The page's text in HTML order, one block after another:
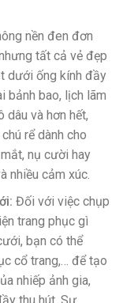
nền đen đơn
tất cả vẻ đẹp
dưới ống kính đầy
bảnh bao, lịch lãm
dâu và hơn hết,
rể dành cho
nụ cười hay
nhiều cảm xúc.
Đối với việc chụp
trang phục gì
bạn có thể
cổ trang,… để tạo
nhiếp ảnh gia,